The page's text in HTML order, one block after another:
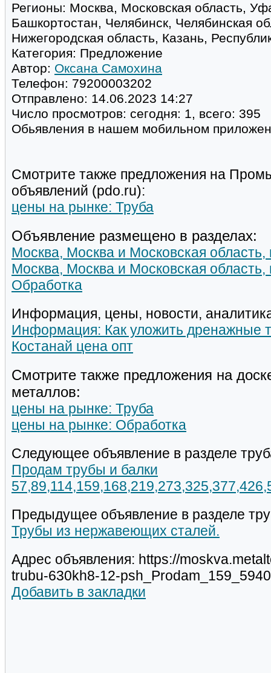
Регионы: Москва, Московская область,
Башкортостан, Челябинск, Челябинская
Нижегородская область, Казань,
Категория: Предложение
Автор: Оксана Самохина
Телефон: 79200003202
Отправлено: 14.06.2023 14:27
Число просмотров: сегодня: 1, всего: 395
Обьявления в нашем мобильном
Смотрите также предложения на
объявлений (pdo.ru):
цены на рынке: Труба
Объявление размещено в разделах:
Москва, Москва и Московская
Москва, Москва и Московская
Обработка
Информация, цены, новости,
Информация: Как уложить дренажные
Костанай цена опт
Смотрите также предложения на
металлов:
цены на рынке: Труба
цены на рынке: Обработка
Следующее объявление в разделе
Продам трубы и балки
Предыдущее объявление в разделе
Трубы из нержавеющих сталей.
Адрес объявления: https://
trubu-630kh8-12-
Добавить в закладки